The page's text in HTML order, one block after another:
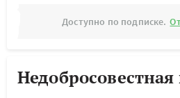
Доступно по подписке.